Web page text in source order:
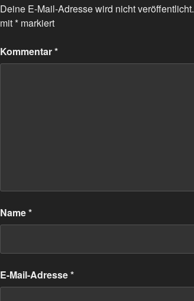
Deine E-Mail-Adresse wird nicht veröffentlicht.
mit* markiert
Kommentar*
Name*
E-Mail-Adresse*